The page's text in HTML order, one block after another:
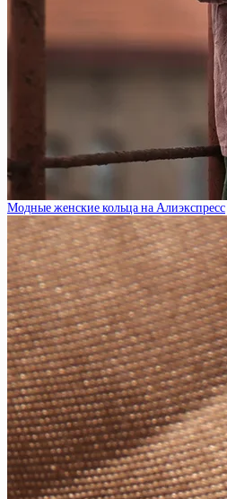
Модные женские кольца на Алиэкспресс